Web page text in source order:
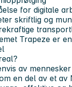
for digitale
skriftlig og
Trapeze er
av
en del av et